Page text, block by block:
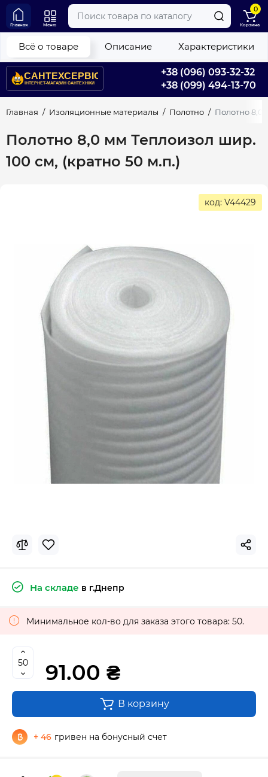
+38 (096) 093-32-32
+38 (099) 494-13-70
Главная Меню
0
Корзина
Главная Изоляционные материалы Полотно Полотно 8,0
Полотно 8,0 мм Теплоизол шир.
100 см, (кратно 50 м.п.)
Всё о товаре Описание Характеристики
код: V44429
На складе в г.Днепр
Минимальное кол-во для заказа этого товара: 50.
91.00 ₴
В корзину
+ 46 гривен на бонусный счет